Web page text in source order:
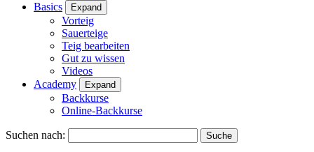
Basics
Expand
Vorteig
Sauerteige
Teig bearbeiten
Gut zu wissen
Videos
Academy
Expand
Backkurse
Online-Backkurse
Suchen nach: